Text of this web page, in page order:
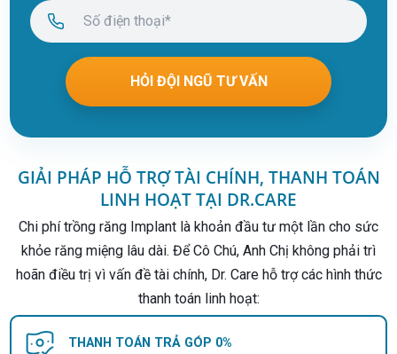
GIẢI PHÁP HỖ TRỢ TÀI CHÍNH, THANH TOÁN
LINH HOẠT TẠI DR.CARE
Chi phí trồng răng Implant là khoản đầu tư một lần cho sức
khỏe răng miệng lâu dài. Để Cô Chú, Anh Chị không phải trì
hoãn điều trị vì vấn đề tài chính, Dr. Care hỗ trợ các hình thức
thanh toán linh hoạt:
THANH TOÁN TRẢ GÓP 0%